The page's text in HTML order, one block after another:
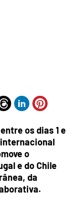
os dias 1 e
o
e do Chile
da